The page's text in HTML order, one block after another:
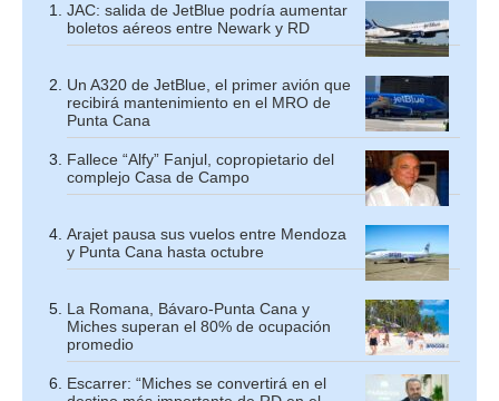
JAC: salida de JetBlue podría aumentar
boletos aéreos entre Newark y RD
Un A320 de JetBlue, el primer avión que
recibirá mantenimiento en el MRO de
Punta Cana
Fallece “Alfy” Fanjul, copropietario del
complejo Casa de Campo
Arajet pausa sus vuelos entre Mendoza
y Punta Cana hasta octubre
La Romana, Bávaro-Punta Cana y
Miches superan el 80% de ocupación
promedio
Escarrer: “Miches se convertirá en el